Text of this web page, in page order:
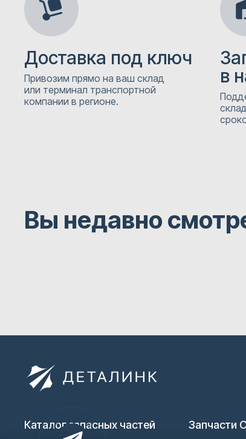
Доставка под ключ
Привозим прямо на ваш склад
или терминал транспортной
компании в регионе.
в
Вы недавно
Каталог запасных частей Запчасти